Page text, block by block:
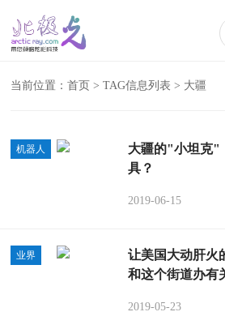
当前位置：首页 > TAG信息列表 > 大疆
机器人
大疆的"小坦克"
具？
2019-06-15
业界
让美国大动肝火
和这个街道办有
2019-05-23